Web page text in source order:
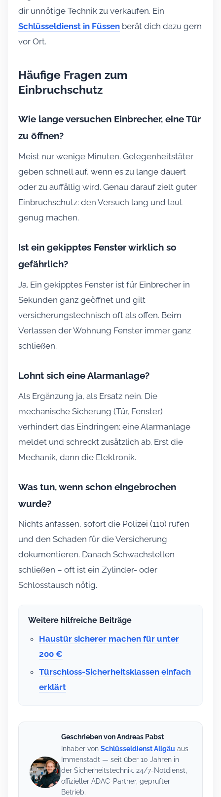
dir unnötige Technik zu verkaufen. Ein
Schlüsseldienst in Füssenberät dich dazu gern
vor Ort.
Häufige Fragen zum
Einbruchschutz
Wie lange versuchen Einbrecher, eine Tür
zu öffnen?
Meist nur wenige Minuten. Gelegenheitstäter
geben schnell auf, wenn es zu lange dauert
oder zu auffällig wird. Genau darauf zielt guter
Einbruchschutz: den Versuch lang und laut
genug machen.
Ist ein gekipptes Fenster wirklich so
gefährlich?
Ja. Ein gekipptes Fenster ist für Einbrecher in
Sekunden ganz geöffnet und gilt
versicherungstechnisch oft als offen. Beim
Verlassen der Wohnung Fenster immer ganz
schließen.
Lohnt sich eine Alarmanlage?
Als Ergänzung ja, als Ersatz nein. Die
mechanische Sicherung (Tür, Fenster)
verhindert das Eindringen; eine Alarmanlage
meldet und schreckt zusätzlich ab. Erst die
Mechanik, dann die Elektronik.
Was tun, wenn schon eingebrochen
wurde?
Nichts anfassen, sofort die Polizei (110) rufen
und den Schaden für die Versicherung
dokumentieren. Danach Schwachstellen
schließen – oft ist ein Zylinder- oder
Schlosstausch nötig.
Weitere hilfreiche Beiträge
Haustür sicherer machen für unter
200 €
Türschloss-Sicherheitsklassen einfach
erklärt
Geschrieben von Andreas Pabst
Inhaber vonSchlüsseldienst Allgäu aus
Immenstadt — seit über 10 Jahren in
der Sicherheitstechnik. 24/7-Notdienst,
offizieller ADAC-Partner, geprüfter
Betrieb.